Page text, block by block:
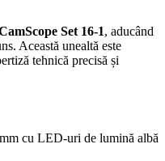
Set 16-1, aducând
Această unealtă este
tehnică precisă și
cu LED-uri de lumină albă